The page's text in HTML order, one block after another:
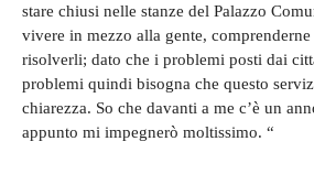
stare chiusi nelle stanze del Palazzo
vivere in mezzo alla gente,
risolverli; dato che i problemi posti dai
problemi quindi bisogna che questo
chiarezza. So che davanti a me c’è un
appunto mi impegnerò moltissimo. “